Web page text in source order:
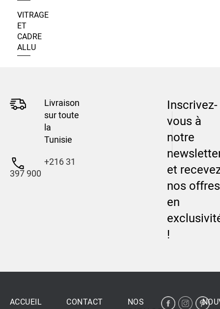
VITRAGE
ET
CADRE
ALLU
Livraison
sur toute
la
Tunisie
+216 31
397 900
Inscrivez-
vous à
notre
et
nos offres
en
!
ACCUEIL CONTACT
NOS